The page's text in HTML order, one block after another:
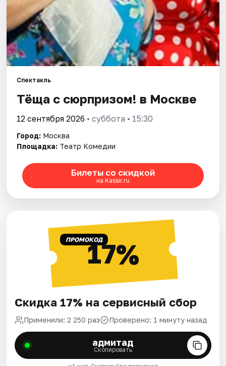
Спектакль
Тёща с сюрпризом! в Москве
12 сентября 2026 • суббота • 15:30
Город: Москва
Площадка: Театр Комедии
Билеты со скидкой
на Kassir.ru
ПРОМОКОД17%
Скидка 17% на сервисный сбор
Применили: 2 250 раз Проверено: 1 минуту назад
адмитад
Скопировать